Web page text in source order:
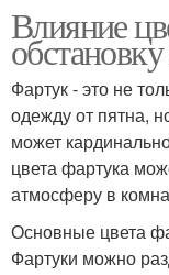
Влияние
Фартук - это не
одежду от пятна,
может
цвета фартука
атмосферу в
Основные цвета
Фартуки можно